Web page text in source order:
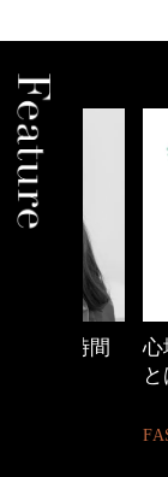
心地よ
FASHION